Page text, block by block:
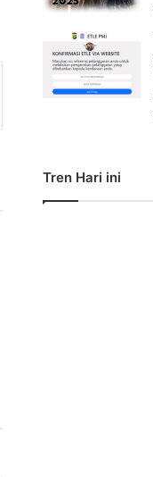
Tren Hari ini